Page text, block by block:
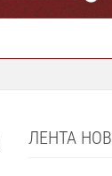
ЛЕНТА